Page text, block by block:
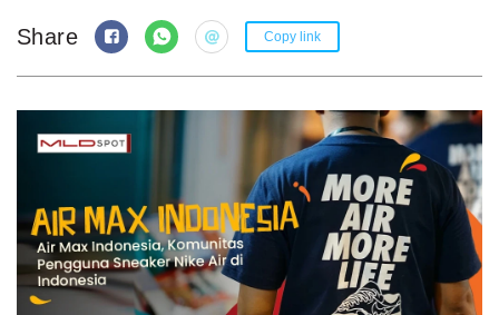
INSPIRING COMMUNITIES
TRENDING
MLDPOINTS
Share Copy link